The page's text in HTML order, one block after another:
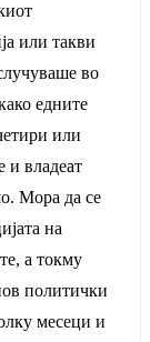
или такви
во
едните
или
и владеат
Мора да се
на
а токму
политички
месеци и